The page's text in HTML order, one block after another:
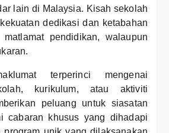
lain di Malaysia. Kisah sekolah
dedikasi dan ketabahan
pendidikan, walaupun
terperinci mengenai
kurikulum, atau aktiviti
peluang untuk siasatan
cabaran khusus yang dihadapi